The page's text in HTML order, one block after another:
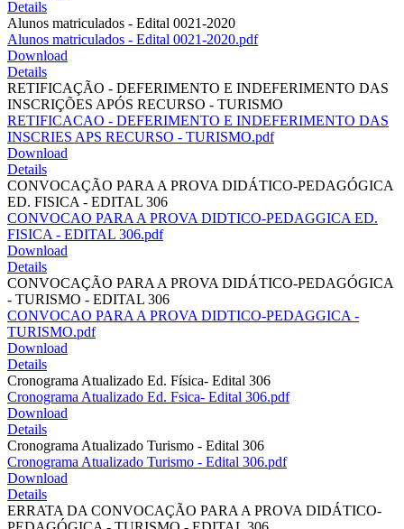
Details
Alunos matriculados - Edital 0021-2020
Alunos matriculados - Edital 0021-2020.pdf
Download
Details
RETIFICAÇÃO - DEFERIMENTO E INDEFERIMENTO DAS
INSCRIÇÕES APÓS RECURSO - TURISMO
RETIFICACAO - DEFERIMENTO E INDEFERIMENTO DAS
INSCRIES APS RECURSO - TURISMO.pdf
Download
Details
CONVOCAÇÃO PARA A PROVA DIDÁTICO-PEDAGÓGICA
ED. FISICA - EDITAL 306
CONVOCAO PARA A PROVA DIDTICO-PEDAGGICA ED.
FISICA - EDITAL 306.pdf
Download
Details
CONVOCAÇÃO PARA A PROVA DIDÁTICO-PEDAGÓGICA
- TURISMO - EDITAL 306
CONVOCAO PARA A PROVA DIDTICO-PEDAGGICA -
TURISMO.pdf
Download
Details
Cronograma Atualizado Ed. Física- Edital 306
Cronograma Atualizado Ed. Fsica- Edital 306.pdf
Download
Details
Cronograma Atualizado Turismo - Edital 306
Cronograma Atualizado Turismo - Edital 306.pdf
Download
Details
ERRATA DA CONVOCAÇÃO PARA A PROVA DIDÁTICO-